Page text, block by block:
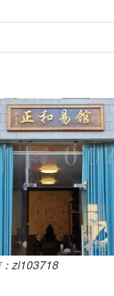
zi103718